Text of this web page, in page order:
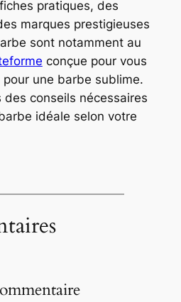
pratiques, des
marques prestigieuses
sont notamment au
conçue pour vous
une barbe sublime.
conseils nécessaires
idéale selon votre